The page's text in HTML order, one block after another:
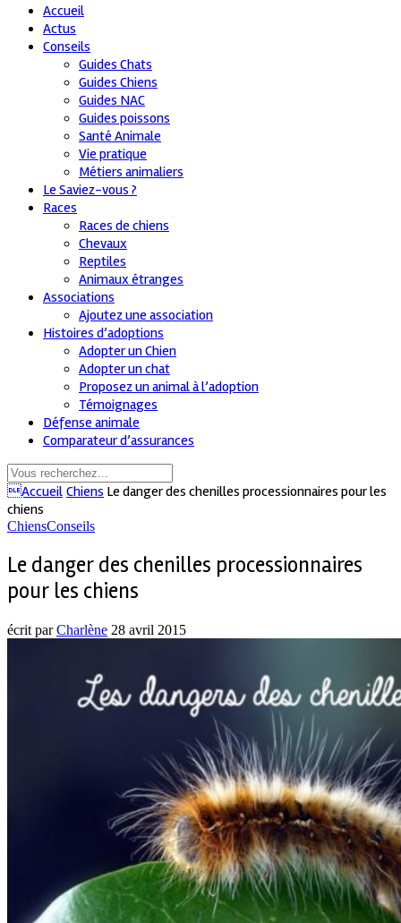
Accueil
Actus
Conseils
Guides Chats
Guides Chiens
Guides NAC
Guides poissons
Santé Animale
Vie pratique
Métiers animaliers
Le Saviez-vous ?
Races
Races de chiens
Chevaux
Reptiles
Animaux étranges
Associations
Ajoutez une association
Histoires d’adoptions
Adopter un Chien
Adopter un chat
Proposez un animal à l’adoption
Témoignages
Défense animale
Comparateur d’assurances
Accueil Chiens Le danger des chenilles processionnaires pour les
chiens
ChiensConseils
Le danger des chenilles processionnaires
pour les chiens
écrit parCharlène 28 avril 2015